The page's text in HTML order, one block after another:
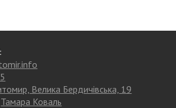
Велика Бердичівська, 19
Тамара Коваль